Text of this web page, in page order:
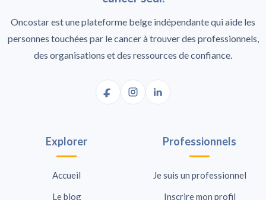
Oncostar est une plateforme belge indépendante qui aide les
personnes touchées par le cancer à trouver des professionnels,
des organisations et des ressources de confiance.
Explorer
Accueil
Le blog
Professionnels
Je suis un professionnel
Inscrire mon profil